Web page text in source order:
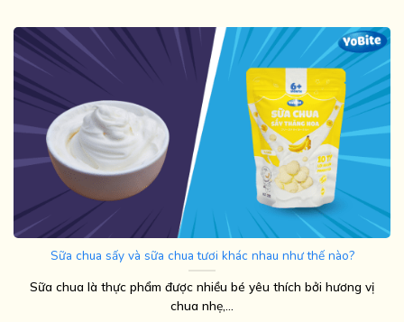
Sữa chua sấy và sữa chua tươi khác nhau như thế nào?
Sữa chua là thực phẩm được nhiều bé yêu thích bởi hương vị
chua nhẹ,...